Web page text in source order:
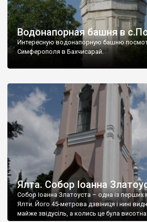
Водонапорная башня в
Интересную водонапорную башню
Симферополя в Бахчисарай.
Ялта. Собор Іоанна
Собор Іоанна Златоуста – одна із перших
Ялти. Його 45-метрова дзвіниця і нині
майже звідусіль, а колись це була